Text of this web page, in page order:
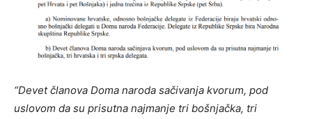
“Devet članova Doma naroda sačivanja kvorum, pod
uslovom da su prisutna najmanje tri bošnjačka, tri